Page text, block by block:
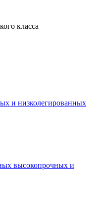
класса
и низколегированных
высокопрочных и